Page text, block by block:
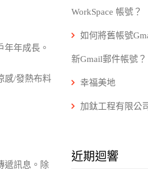
年成長。
感/發熱布料
遞訊息。除
WorkSpace 帳號？
如何將舊帳號
新Gmail郵件帳號？
幸福美地
加鈦工程有限公司
近期迴響